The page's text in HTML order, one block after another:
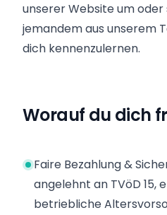
unserer Website um
jemandem aus unserem
dich kennenzulernen.
Worauf du dich
Faire Bezahlung &
angelehnt an TVöD 15,
betriebliche